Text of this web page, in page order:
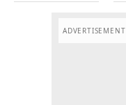
ADVERTISEMENT